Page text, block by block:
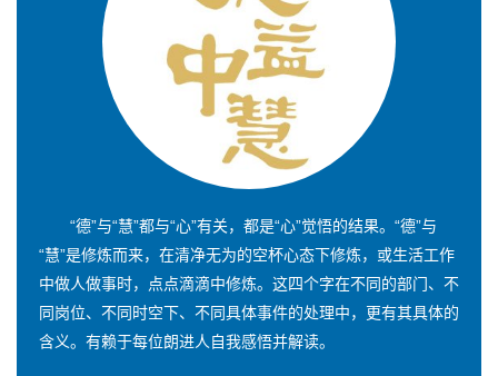
“德”与“慧”都与“心”有关，都是“心”觉悟的结果。“德”与
“慧”是修炼而来，在清净无为的空杯心态下修炼，或生活工作
中做人做事时，点点滴滴中修炼。这四个字在不同的部门、不
同岗位、不同时空下、不同具体事件的处理中，更有其具体的
含义。有赖于每位朗进人自我感悟并解读。